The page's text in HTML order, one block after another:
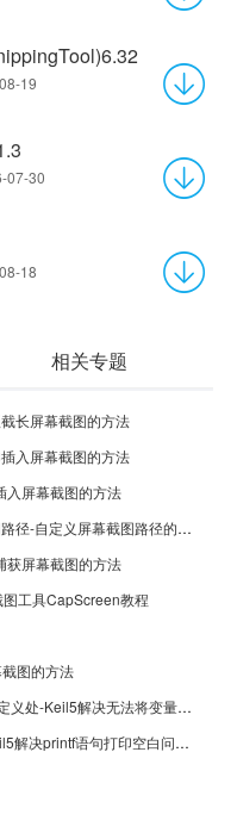
19
07-30
18
相关专题
长屏幕截图的方法
入屏幕截图的方法
入屏幕截图的方法
VMware Workstation如何自定义屏幕截图路径-自定义屏幕截图路径的方法
获屏幕截图的方法
工具CapScreen教程
图的方法
Keil5怎么解决无法将变量或函数Go To到定义处-Keil5解决无法将变量或函数Go To到定义处的方法
Keil5怎么解决printf语句打印空白问题-Keil5解决printf语句打印空白问题的方法